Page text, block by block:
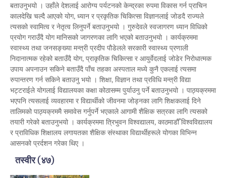
बताउनुभयो । उहाँले देशलाई आरोग्य पर्यटनको केन्द्रका रुपमा विकास गर्न प्राचिन
कालदेखि चल्दै आएको योग, ध्यान र प्रकृतिक चिकित्सा विज्ञानलाई जोडदै राज्यले
त्यसको स्वामित्व र नेतृत्व लिनुपर्ने बताउनुभयो । गुरुदेवले स्वजागरण ध्यान विधिको
प्रयोग गराउँदै योग मानिसको जागरणका लागि भएको बताउनुभयो । कार्यक्रममा
स्वास्थ्य तथा जनसङ्ख्या मन्त्री प्रदीप पौडेलले सरकारी स्वास्थ्य प्रणाली
निदानात्मक रहेको बताउँदै योग, प्राकृतिक चिकित्सा र आयुर्वेदलाई जोडेर निरोधात्मक
उपाय अपनाउन सकिने बताउँदै पाँच तहका अस्पताल मध्ये कुनै एकलाई त्यसमा
रुपान्तरण गर्न सकिने बताउनु भयो । शिक्षा, विज्ञान तथा प्रविधि मन्त्री विद्या
भट्टराईले योगलाई विद्यालयका कक्षा कोठासम्म पुर्याउनु पर्ने बताउनुभयो । पाठ्यक्रममा
भएपनि त्यसलाई व्यवहारमा र विद्यार्थीको जीवनमा जोड्नका लागि शिक्षकलाई दिने
तालिमको पाठ्यक्रममै समावेस गर्नुपर्ने भएकाले आगामी शैक्षिक सत्रका लागि त्यसको
तयारी गरेको बताउनुभयो । कार्यक्रममा त्रिभुवन विश्वद्यालय, काठमाडौँ विश्वविद्यालय
र प्राविधिक शिक्षालय लगायतका शैक्षिक संस्थाका विद्यार्थीहरूले योगका विभिन्न
आसनको प्रर्दशन गरेका थिए ।
तस्वीर(४७)